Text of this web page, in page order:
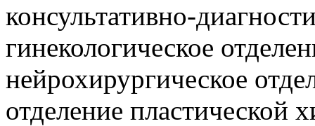
консультативно-
гинекологическое
нейрохирургическое
отделение пластической